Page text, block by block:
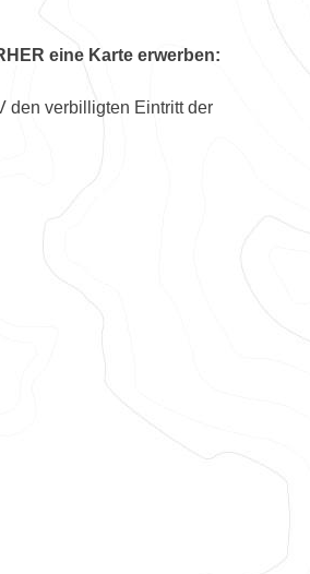
eine Karte erwerben:
den verbilligten Eintritt der